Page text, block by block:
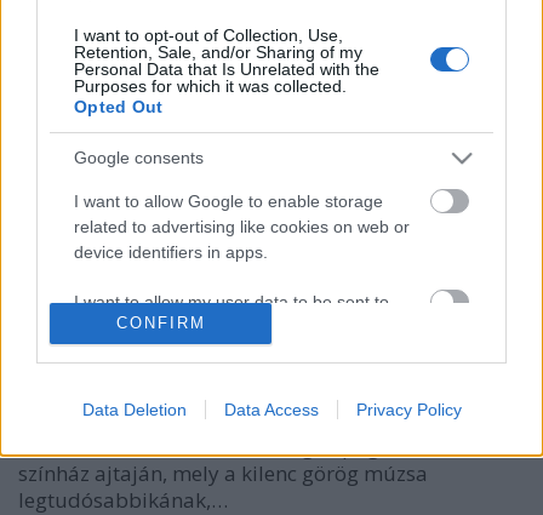
I want to opt-out of Collection, Use,
Retention, Sale, and/or Sharing of my
Personal Data that Is Unrelated with the
Purposes for which it was collected.
Opted Out
Google consents
I want to allow Google to enable storage
related to advertising like cookies on web or
device identifiers in apps.
I want to allow my user data to be sent to
Google for online advertising purposes.
personalized advertising.
I want to allow Google to enable storage
related to analytics like cookies on web or
device identifiers in apps.
CONFIRM
Data Deletion Data Access Privacy Policy
Az első magyar film, „A tánc” képes
dokumentumai
Egy 120 évvel ezelőtti vetítés az Uránia
Magyar Tudományos Színházban
A tánc világnapja és A magyar film napja
alkalmából 120 évvel ezelőtt, 1901. április 30-án
Pekár Gyula ezekkel a szavakkal kezdte a táncról
szóló előadását az Uránia Magyar Tudományos
színház ajtaján, mely a kilenc görög múzsa
legtudósabbikának,…